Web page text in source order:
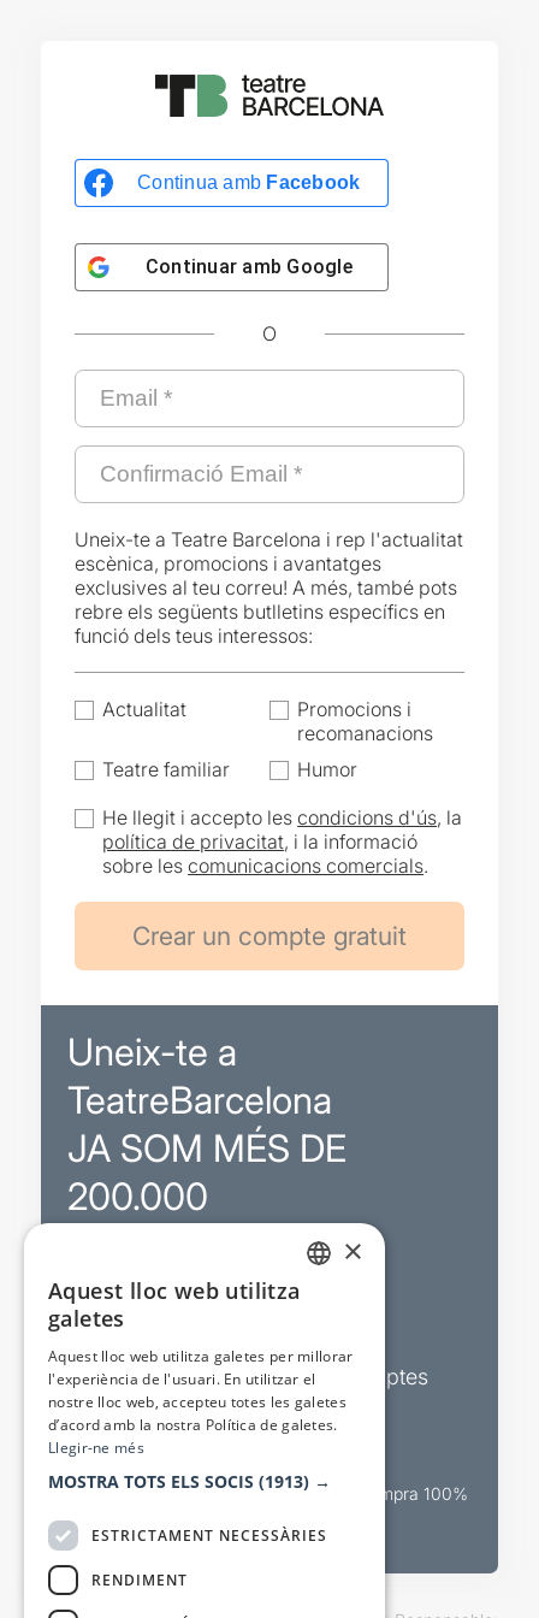
Continua amb Facebook
Continuar amb Google
O
Uneix-te a Teatre Barcelona i rep l'actualitat
escènica, promocions i avantatges
exclusives al teu correu! A més, també pots
rebre els següents butlletins específics en
funció dels teus interessos:
Actualitat
Promocions i
recomanacions
Teatre familiar
Humor
He llegit i accepto lescondicions d'ús, la
política de privacitat, i la informació
sobre lescomunicacions comercials.
Uneix-te a
TeatreBarcelona
JA SOM MÉS DE
200.000
Sortejos exclusius
Butlletins d’actualitat i descomptes
Valora espectacles
Canal oficial de venda teatral Compra 100%
×
Aquest lloc web utilitza
galetes
Aquest lloc web utilitza galetes per millorar
l'experiència de l'usuari. En utilitzar el
nostre lloc web, accepteu totes les galetes
d’acord amb la nostra Política de galetes.
Llegir-ne més
MOSTRA TOTS ELS SOCIS (1913) →
ESTRICTAMENT NECESSÀRIES
RENDIMENT